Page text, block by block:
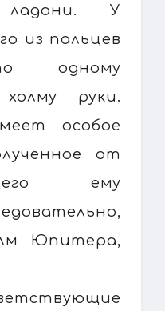
У
из пальцев
одному
руки.
особое
от
ему
Юпитера,